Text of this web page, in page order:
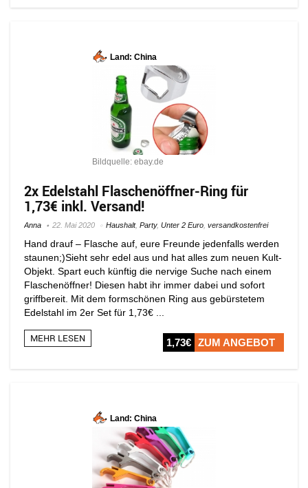
Land: China
Bildquelle: ebay.de
2x Edelstahl Flaschenöffner-Ring für
1,73€ inkl. Versand!
Anna 22. Mai 2020 Haushalt, Party, Unter 2 Euro versandkostenfrei
Hand drauf – Flasche auf, eure Freunde jedenfalls werden
staunen;)Sieht sehr edel aus und hat alles zum neuen Kult-
Objekt. Spart euch künftig die nervige Suche nach einem
Flaschenöffner! Diesen habt ihr immer dabei und sofort
griffbereit. Mit dem formschönen Ring aus gebürstetem
Edelstahl im 2er Set für 1,73€ ...
MEHR LESEN 1,73€ ZUM ANGEBOT
Land: China